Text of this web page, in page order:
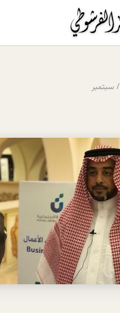
/ سبتمبر